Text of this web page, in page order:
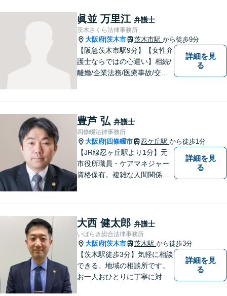
眞並 万里江 弁護士
茨木さくら法律事務所
大阪府 茨木市 茨木市駅 から徒歩9分
【阪急茨木市駅9分】【女性弁
護士ならではの心遣い】相続/
離婚/企業法務/医療事故/交通
け、少しでもお気持ちが和ら
ぐよう心がけております。
詳細を見
る
豊芦 弘 弁護士
四條畷法律事務所
大阪府 四條畷市 忍ケ丘駅 から徒歩1分
【JR線忍ヶ丘駅より1分】元
市役所職員・ケアマネジャー
資格保有。複雑な人間関係が
詳細を見
る
大西 健太郎 弁護士
いばらき総合法律事務所
大阪府 茨木市 茨木駅 から徒歩3分
【茨木駅徒歩3分】気軽に相談
できる、地域の相談所です。
お一人おひとりに丁寧に対応
詳細を見
る